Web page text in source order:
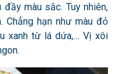
màu sắc. Tuy nhiên,
Chẳng hạn như màu đỏ
xanh từ lá dứa,… Vị xôi